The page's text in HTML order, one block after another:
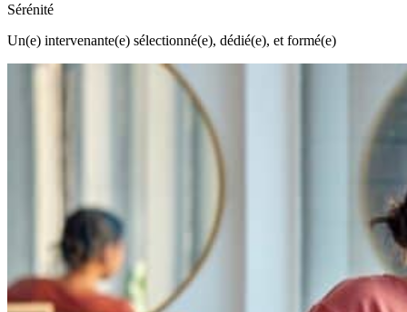
Sérénité
Un(e) intervenante(e) sélectionné(e), dédié(e), et formé(e)